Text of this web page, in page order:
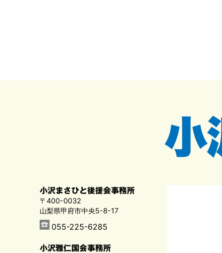
小沢まさひと後援会事務所
〒400-0032
山梨県甲府市中央5-8-17
055-225-6285
小沢雅仁国会事務所